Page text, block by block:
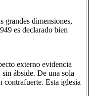
grandes dimensiones,
es declarado bien
externo evidencia
ábside. De una sola
contrafuerte. Esta iglesia